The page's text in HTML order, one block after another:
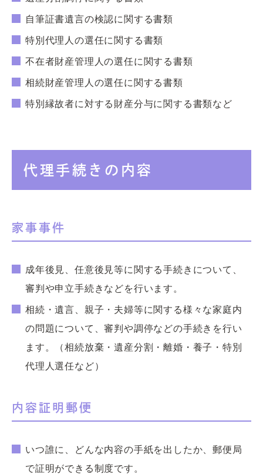
自筆証書遺言の検認に関する書類
特別代理人の選任に関する書類
不在者財産管理人の選任に関する書類
相続財産管理人の選任に関する書類
特別縁故者に対する財産分与に関する書類など
代理手続きの内容
家事事件
成年後見、任意後見等に関する手続きについて、
審判や申立手続きなどを行います。
相続・遺言、親子・夫婦等に関する様々な家庭内
の問題について、審判や調停などの手続きを行い
ます。（相続放棄・遺産分割・離婚・養子・特別
代理人選任など）
内容証明郵便
いつ誰に、どんな内容の手紙を出したか、郵便局
で証明ができる制度です。